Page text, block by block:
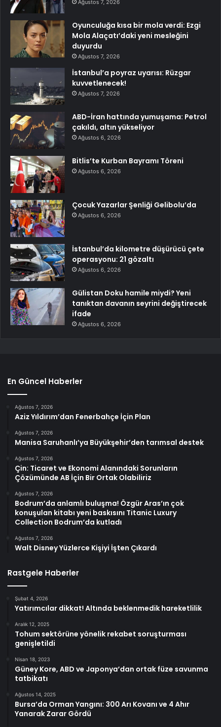
Ağustos 7, 2026
Oyunculuğa kısa bir mola verdi: Ezgi
Mola Alaçatı’daki yeni mesleğini
duyurdu
Ağustos 7, 2026
İstanbul’a poyraz uyarısı: Rüzgar
kuvvetlenecek!
Ağustos 7, 2026
ABD-İran hattında yumuşama: Petrol
çakıldı, altın yükseliyor
Ağustos 6, 2026
Bitlis’te Kurban Bayramı Töreni
Ağustos 6, 2026
Çocuk Yazarlar Şenliği Gelibolu’da
Ağustos 6, 2026
İstanbul’da kilometre düşürücü çete
operasyonu: 21 gözaltı
Ağustos 6, 2026
Gülistan Doku hamile miydi? Yeni
tanıktan davanın seyrini değiştirecek
ifade
Ağustos 6, 2026
En Güncel Haberler
Ağustos 7, 2026
Aziz Yıldırım’dan Fenerbahçe İçin Plan
Ağustos 7, 2026
Manisa Saruhanlı’ya Büyükşehir’den tarımsal destek
Ağustos 7, 2026
Çin: Ticaret ve Ekonomi Alanındaki Sorunların
Çözümünde AB İçin Bir Ortak Olabiliriz
Ağustos 7, 2026
Bodrum’da anlamlı buluşma! Özgür Aras’ın çok
konuşulan kitabı yeni baskısını Titanic Luxury
Collection Bodrum’da kutladı
Ağustos 7, 2026
Walt Disney Yüzlerce Kişiyi İşten Çıkardı
Rastgele Haberler
Şubat 4, 2026
Yatırımcılar dikkat! Altında beklenmedik hareketlilik
Aralık 12, 2025
Tohum sektörüne yönelik rekabet soruşturması
genişletildi
Nisan 18, 2023
Güney Kore, ABD ve Japonya’dan ortak füze savunma
tatbikatı
Ağustos 14, 2025
Bursa’da Orman Yangını: 300 Arı Kovanı ve 4 Ahır
Yanarak Zarar Gördü